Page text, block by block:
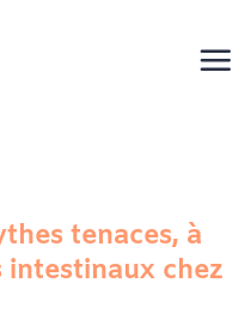
tenaces, à
intestinaux chez